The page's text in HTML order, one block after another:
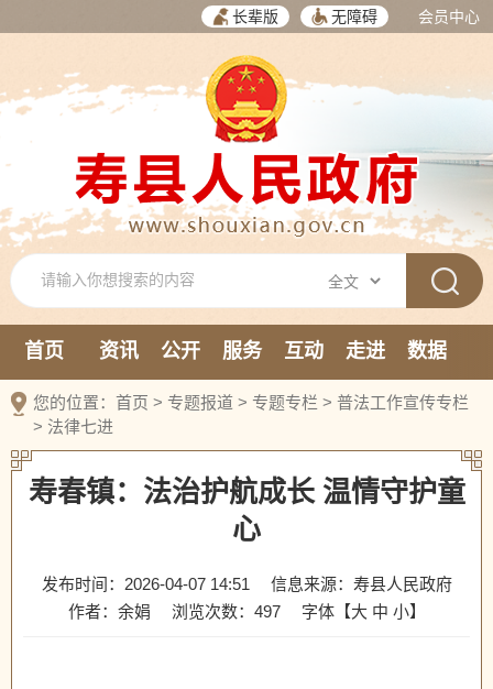
长辈版 无障碍 会员中心
首页 资讯 公开 服务 互动 走进
数据
新媒体
您的位置： 首页 > 专题报道 > 专题专栏 > 普法工作宣传专栏
> 法律七进
寿春镇：法治护航成长 温情守护童
心
发布时间：2026-04-07 14:51
信息来源：寿县人民政府
作者：余娟
浏览次数： 497 字体【大 中 小】